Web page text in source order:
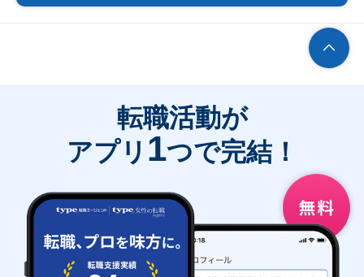
転職活動が
アプリ 1つで完結！